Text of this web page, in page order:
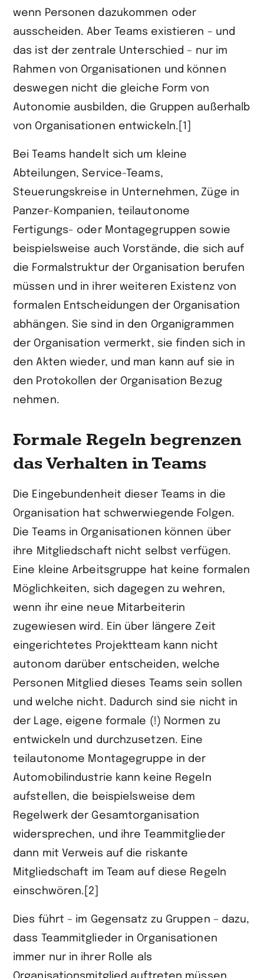
wenn Personen dazukommen oder
ausscheiden. Aber Teams existieren – und
das ist der zentrale Unterschied – nur im
Rahmen von Organisationen und können
deswegen nicht die gleiche Form von
Autonomie ausbilden, die Gruppen außerhalb
von Organisationen entwickeln.[1]
Bei Teams handelt sich um kleine
Abteilungen, Service-Teams,
Steuerungskreise in Unternehmen, Züge in
Panzer-Kompanien, teilautonome
Fertigungs- oder Montagegruppen sowie
beispielsweise auch Vorstände, die sich auf
die Formalstruktur der Organisation berufen
müssen und in ihrer weiteren Existenz von
formalen Entscheidungen der Organisation
abhängen. Sie sind in den Organigrammen
der Organisation vermerkt, sie finden sich in
den Akten wieder, und man kann auf sie in
den Protokollen der Organisation Bezug
nehmen.
Formale Regeln begrenzen
das Verhalten in Teams
Die Eingebundenheit dieser Teams in die
Organisation hat schwerwiegende Folgen.
Die Teams in Organisationen können über
ihre Mitgliedschaft nicht selbst verfügen.
Eine kleine Arbeitsgruppe hat keine formalen
Möglichkeiten, sich dagegen zu wehren,
wenn ihr eine neue Mitarbeiterin
zugewiesen wird. Ein über längere Zeit
eingerichtetes Projektteam kann nicht
autonom darüber entscheiden, welche
Personen Mitglied dieses Teams sein sollen
und welche nicht. Dadurch sind sie nicht in
der Lage, eigene formale (!) Normen zu
entwickeln und durchzusetzen. Eine
teilautonome Montagegruppe in der
Automobilindustrie kann keine Regeln
aufstellen, die beispielsweise dem
Regelwerk der Gesamtorganisation
widersprechen, und ihre Teammitglieder
dann mit Verweis auf die riskante
Mitgliedschaft im Team auf diese Regeln
einschwören.[2]
Dies führt – im Gegensatz zu Gruppen – dazu,
dass Teammitglieder in Organisationen
immer nur in ihrer Rolle als